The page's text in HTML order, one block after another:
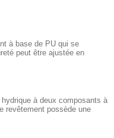
à base de PU qui se
peut être ajustée en
hydrique à deux composants à
revêtement possède une